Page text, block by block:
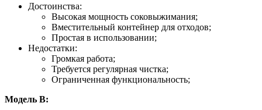
Достоинства:
Высокая мощность соковыжимания;
Вместительный контейнер для отходов;
Простая в использовании;
Недостатки:
Громкая работа;
Требуется регулярная чистка;
Ограниченная функциональность;
Модель B: